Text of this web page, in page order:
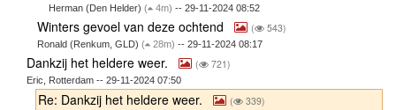
Herman (Den Helder) ( 4m) -- 29-11-2024 08:52
Winters gevoel van deze ochtend ( 543)
Ronald (Renkum, GLD)( 28m) -- 29-11-2024 08:17
Dankzij het heldere weer. ( 721)
Eric, Rotterdam -- 29-11-2024 07:50
Re: Dankzij het heldere weer. ( 339)